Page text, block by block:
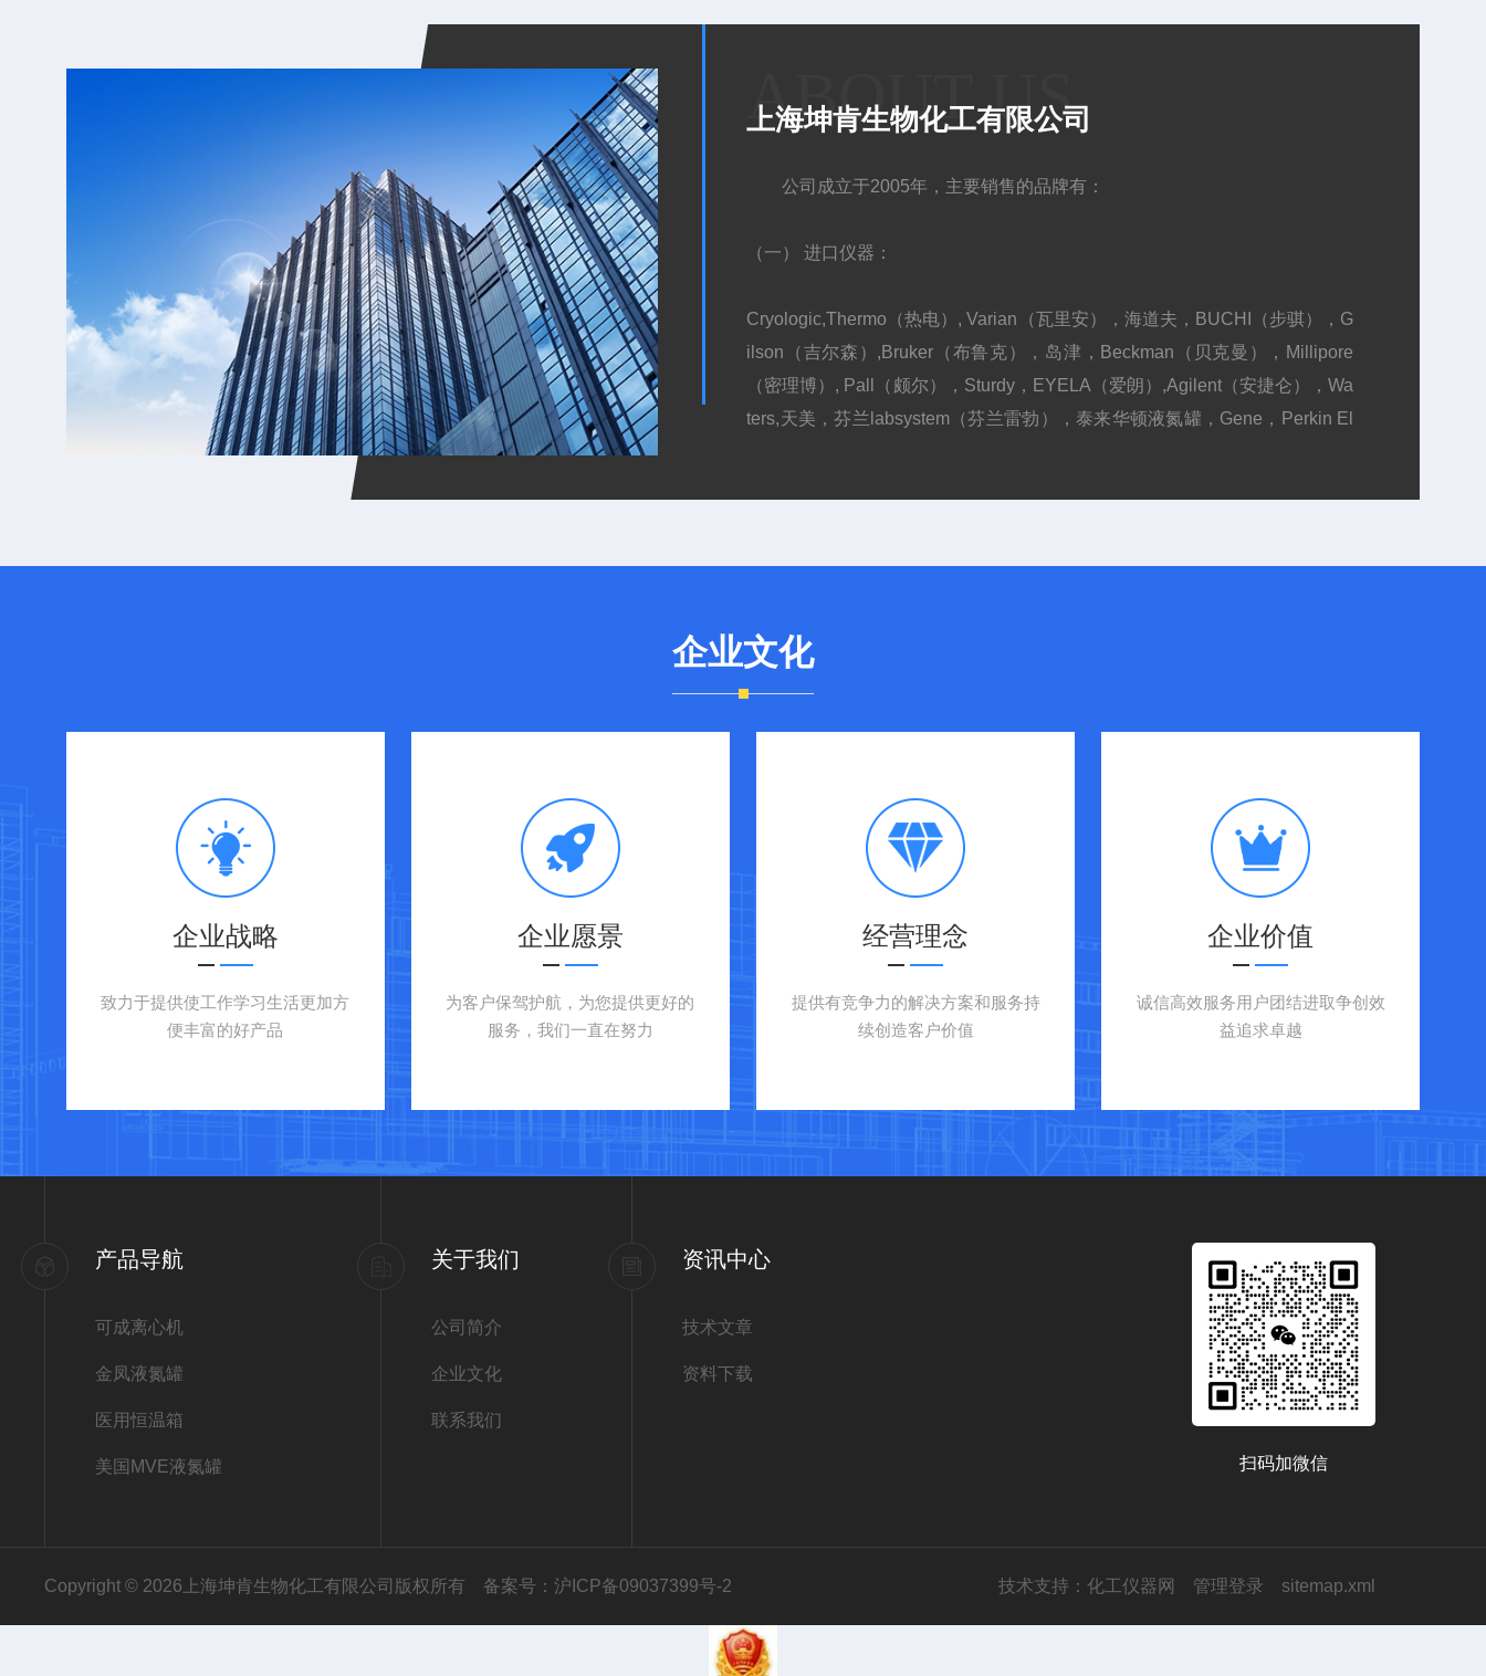
ABOUT US
上海坤肯生物化工有限公司
公司成立于2005年，主要销售的品牌有：
（一） 进口仪器：
Cryologic,Thermo（热电）, Varian（瓦里安），海道夫，BUCHI（步骐），G
ilson（吉尔森）,Bruker（布鲁克），岛津，Beckman（贝克曼），Millipore
（密理博）, Pall（颇尔），Sturdy，EYELA（爱朗）,Agilent（安捷仑），Wa
ters,天美，芬兰labsystem（芬兰雷勃），泰来华顿液氮罐，Gene，Perkin El
（五） BD，OXOID公司的培养基，耗材
（七） 美国Endosafe/Charles River进口鲎试剂，内毒素检测试剂盒，鲎试
剂，无热源水，无热源吸头，无热源板，内毒素标准品，NIBSC标准品，USP
（八） R&D/Santa Cruz/抗体/细胞因子
公司的经营理念：以专业的产品、专业的技术和专业的精神为客户提供专业的
目前主要经营如下产品:
a）的公司，美国JRH公司是美国FDA*生物医药企业专用培养基/血清生产商，
企业文化
企业战略
致力于提供使工作学习生活更加方
便丰富的好产品
企业愿景
为客户保驾护航，为您提供更好的
服务，我们一直在努力
经营理念
提供有竞争力的解决方案和服务持
续创造客户价值
企业价值
诚信高效服务用户团结进取争创效
益追求卓越
产品导航
可成离心机
金凤液氮罐
医用恒温箱
美国MVE液氮罐
关于我们
公司简介
企业文化
联系我们
资讯中心
技术文章
资料下载
扫码加微信
Copyright © 2026上海坤肯生物化工有限公司版权所有 备案号：沪ICP备09037399号-2 技术支持： 化工仪器网 管理登录 sitemap.xml